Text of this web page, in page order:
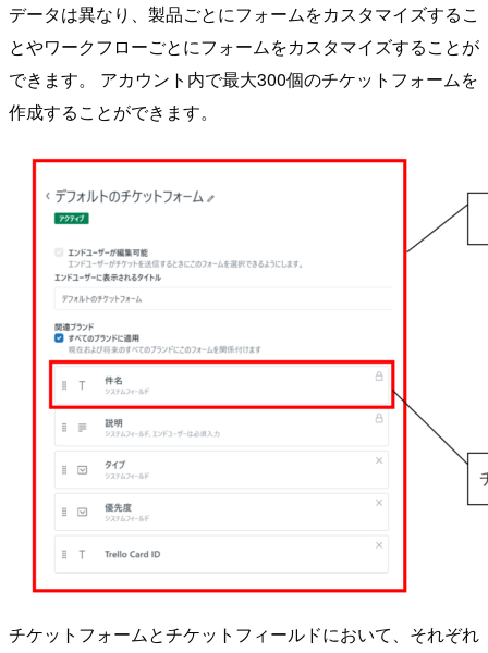
データは異なり、製品ごとにフォームをカスタマイズするこ
とやワークフローごとにフォームをカスタマイズすることが
できます。 アカウント内で最大300個のチケットフォームを
作成することができます。
チケットフォームとチケットフィールドにおいて、それぞれ